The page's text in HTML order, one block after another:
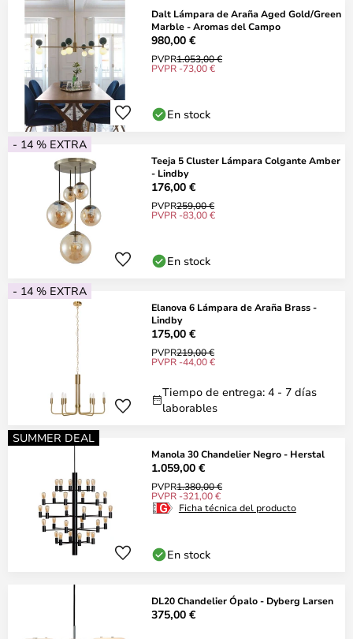
Dalt Lámpara de Araña Aged Gold/Green
Marble - Aromas del Campo
980,00 €
PVPR1.053,00 €
PVPR -73,00 €
En stock
- 14 % EXTRA
Teeja 5 Cluster Lámpara Colgante Amber
- Lindby
176,00 €
PVPR259,00 €
PVPR -83,00 €
En stock
- 14 % EXTRA
Elanova 6 Lámpara de Araña Brass -
Lindby
175,00 €
PVPR219,00 €
PVPR -44,00 €
Tiempo de entrega: 4 - 7 días
laborables
SUMMER DEAL
Manola 30 Chandelier Negro - Herstal
1.059,00 €
PVPR1.380,00 €
PVPR -321,00 €
Ficha técnica del producto
En stock
DL20 Chandelier Ópalo - Dyberg Larsen
375,00 €